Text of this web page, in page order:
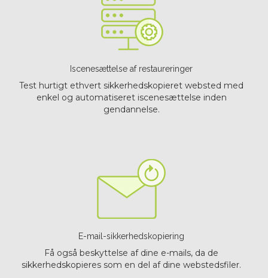
Iscenesættelse af restaureringer
Test hurtigt ethvert sikkerhedskopieret websted med
enkel og automatiseret iscenesættelse inden
gendannelse.
E-mail-sikkerhedskopiering
Få også beskyttelse af dine e-mails, da de
sikkerhedskopieres som en del af dine webstedsfiler.